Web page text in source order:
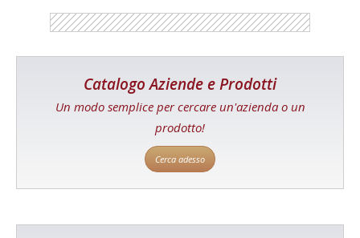
Catalogo Aziende e Prodotti
Un modo semplice per cercare un'azienda o un
prodotto!
Cerca adesso